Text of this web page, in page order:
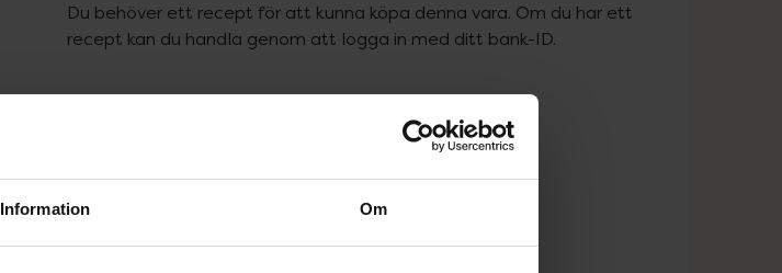
Information Om
Du behöver ett recept för att kunna köpa denna vara. Om du har ett
recept kan du handla genom att logga in med ditt bank-ID.
Pris med recept
Högkostnadsskyddet gäller
113,01 kr
I apotek:113,01 kr